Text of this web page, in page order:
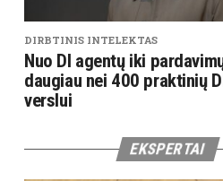
DIRBTINIS INTELEKTAS
Nuo DI agentų iki
daugiau nei 400 praktinių
verslui
EKSPERTAI